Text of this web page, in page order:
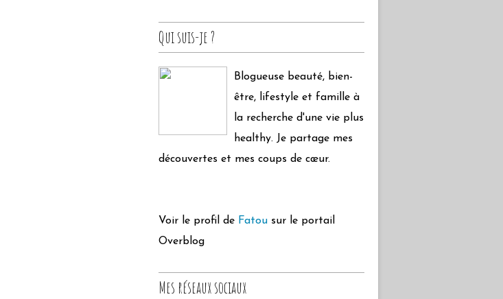
Qui suis-je ?
Blogueuse beauté, bien-
être, lifestyle et famille à
la recherche d'une vie plus
healthy. Je partage mes
découvertes et mes coups de cœur.
Voir le profil de Fatou sur le portail
Overblog
Mes réseaux sociaux